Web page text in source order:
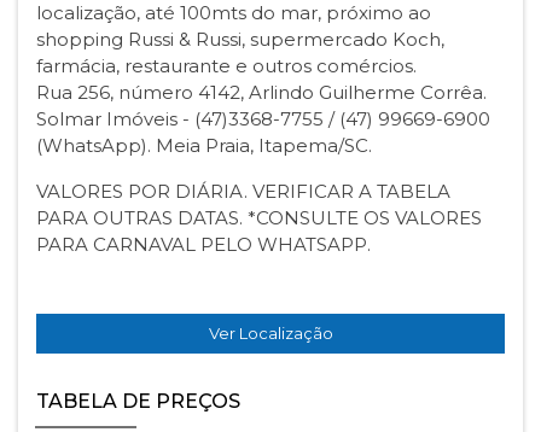
localização, até 100mts do mar, próximo ao
shopping Russi & Russi, supermercado Koch,
farmácia, restaurante e outros comércios.
Rua 256, número 4142, Arlindo Guilherme Corrêa.
Solmar Imóveis - (47)3368-7755 / (47) 99669-6900
(WhatsApp). Meia Praia, Itapema/SC.
VALORES POR DIÁRIA. VERIFICAR A TABELA
PARA OUTRAS DATAS. *CONSULTE OS VALORES
PARA CARNAVAL PELO WHATSAPP.
Ver Localização
TABELA DE PREÇOS